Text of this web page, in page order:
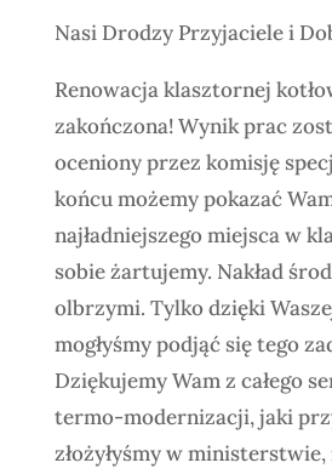
Nasi Drodzy Przyjaciele i
Renowacja klasztornej
zakończona! Wynik prac
oceniony przez komisję
końcu możemy pokazać
najładniejszego miejsca w
sobie żartujemy. Nakład
olbrzymi. Tylko dzięki
mogłyśmy podjąć się tego
Dziękujemy Wam z całego
termo-modernizacji, jaki
złożyłyśmy w ministerstwie,